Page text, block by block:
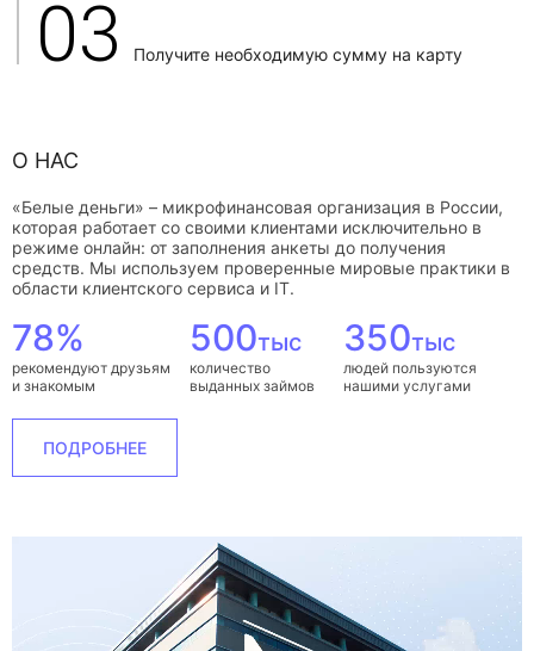
03 Получите необходимую сумму на карту
О НАС
«Белые деньги» – микрофинансовая организация в России,
которая работает со своими клиентами исключительно в
режиме онлайн: от заполнения анкеты до получения
средств. Мы используем проверенные мировые практики в
области клиентского сервиса и IT.
78%
рекомендуют друзьям
и знакомым
500тыс
количество
выданных займов
350тыс
людей пользуются
нашими услугами
ПОДРОБНЕЕ